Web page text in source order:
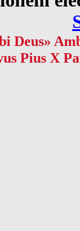
Deus»
Pius X